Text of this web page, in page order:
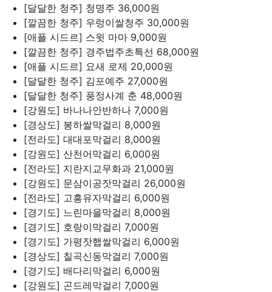
[달달한 청주] 청명주 36,000원
[깔끔한 청주] 우렁이쌀청주 30,000원
[애플 시드르] 스윗 마마 9,000원
[깔끔한 청주] 경주법주초특선 68,000원
[애플 시드르] 요새 로제 20,000원
[달달한 청주] 김포예주 27,000원
[달달한 청주] 풍정사계 춘 48,000원
[강원도] 바나나안반하나 7,000원
[경상도] 봉하쌀막걸리 8,000원
[전라도] 대대포막걸리 8,000원
[강원도] 산천어막걸리 6,000원
[전라도] 지란지교무화과 21,000원
[강원도] 문삼이공잣막걸리 26,000원
[전라도] 고흥유자막걸리 6,000원
[경기도] 느린마을막걸리 8,000원
[경기도] 호랑이막걸리 7,000원
[경기도] 가평잣햅쌀막걸리 6,000원
[경상도] 칠곡신동막걸리 7,000원
[경기도] 배다리막걸리 6,000원
[강원도] 곤드레막걸리 7,000원